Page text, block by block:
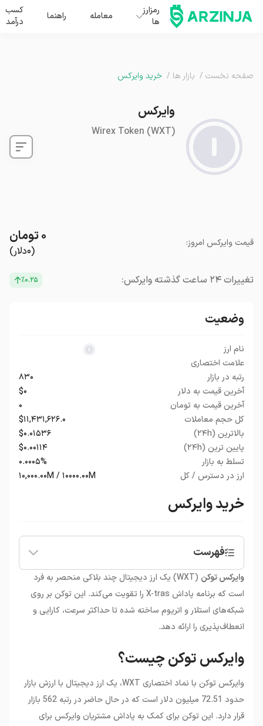
رمزارز
ها
معامله راهنما
کسب
درآمد
صفحه نخست / بازار ها / خرید وایرکس
وایرکس
Wirex Token (WXT)
قیمت وایرکس امروز:
(۰دلار)
۰تومان
تغییرات ۲۴ ساعت گذشته وایرکس: ٪۰.۲۵
خرید وایرکس
فهرست
• وایرکس توکن چیست؟
• وایرکس توکن چگونه کار می‌کند؟
نحوه خرید وایرکس توکن:
وایرکس توکن
(WXT) یک ارز دیجیتال چند بلاکی منحصر به فرد
است که برنامه پاداش X-tras را تقویت می‌کند. این توکن بر روی
شبکه‌های استلار و اتریوم ساخته شده تا حداکثر سرعت، کارایی و
انعطاف‌پذیری را ارائه دهد.
وایرکس توکن چیست؟
وایرکس توکن با نماد اختصاری WXT، یک ارز دیجیتال با ارزش بازار
حدود 72.51 میلیون دلار است که در حال حاضر در رتبه 562 بازار
قرار دارد. این توکن برای کمک به پاداش مشتریان وایرکس برای
وضعیت
نام ارز
علامت اختصاری
رتبه در بازار
۸۳۰
آخرین قیمت به دلار
$۰
آخرین قیمت به تومان
۰
کل حجم معاملات
$۱۱,۴۳۱,۶۲۶.۰
بالاترین (۲۴h)
$۰.۰۱۵۳۶
پایین ترین (۲۴h)
$۰.۰۰۱۱۴
تسلط به بازار
۰.۰۰۰۵%
ارز در دسترس / کل
۱۰,۰۰۰.۰۰M / ۱۰۰۰۰.۰۰M